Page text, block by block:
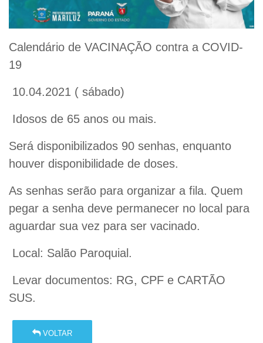
Calendário de VACINAÇÃO contra a COVID-
19
10.04.2021 ( sábado)
Idosos de 65 anos ou mais.
Será disponibilizados 90 senhas, enquanto
houver disponibilidade de doses.
As senhas serão para organizar a fila. Quem
pegar a senha deve permanecer no local para
aguardar sua vez para ser vacinado.
Local: Salão Paroquial.
Levar documentos: RG, CPF e CARTÃO
SUS.
VOLTAR